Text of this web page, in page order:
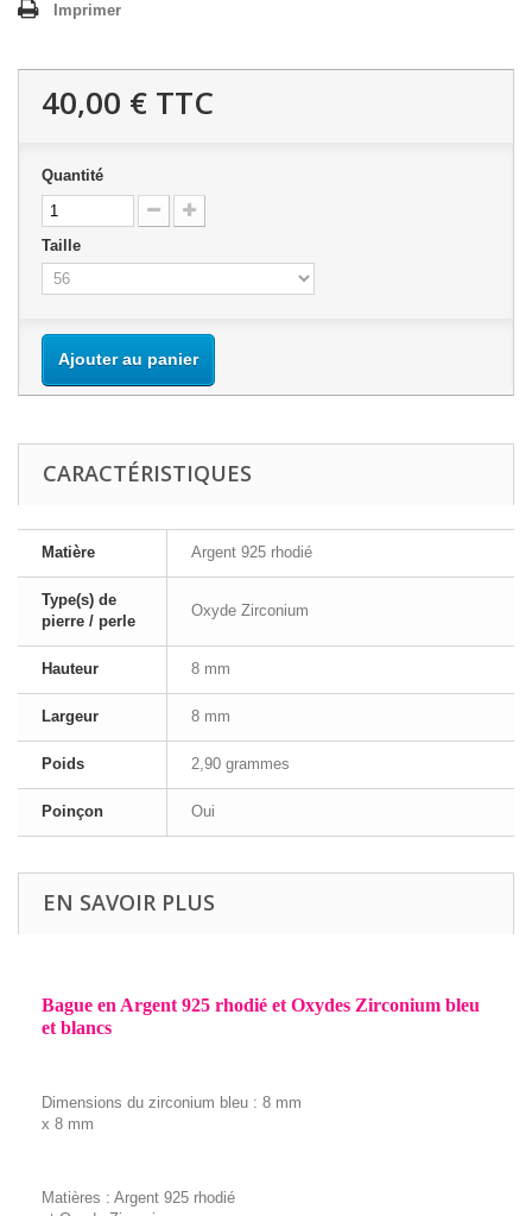
Imprimer
40,00 € TTC
Quantité
Taille
Ajouter au panier
CARACTÉRISTIQUES
Matière Argent 925 rhodié
Type(s) de
pierre / perle
Oxyde Zirconium
Hauteur 8 mm
Largeur 8 mm
Poids 2,90 grammes
Poinçon Oui
EN SAVOIR PLUS
Bague en Argent 925 rhodié et Oxydes Zirconium bleu
et blancs
Dimensions du zirconium bleu : 8 mm
x 8 mm
Matières : Argent 925 rhodié